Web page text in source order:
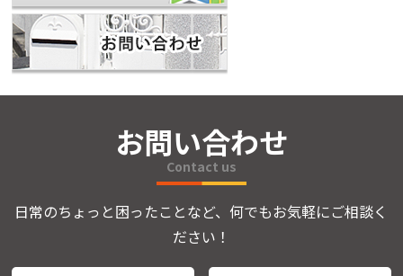
お問い合わせ
Contact us
日常のちょっと困ったことなど、何でもお気軽にご相談く
ださい！